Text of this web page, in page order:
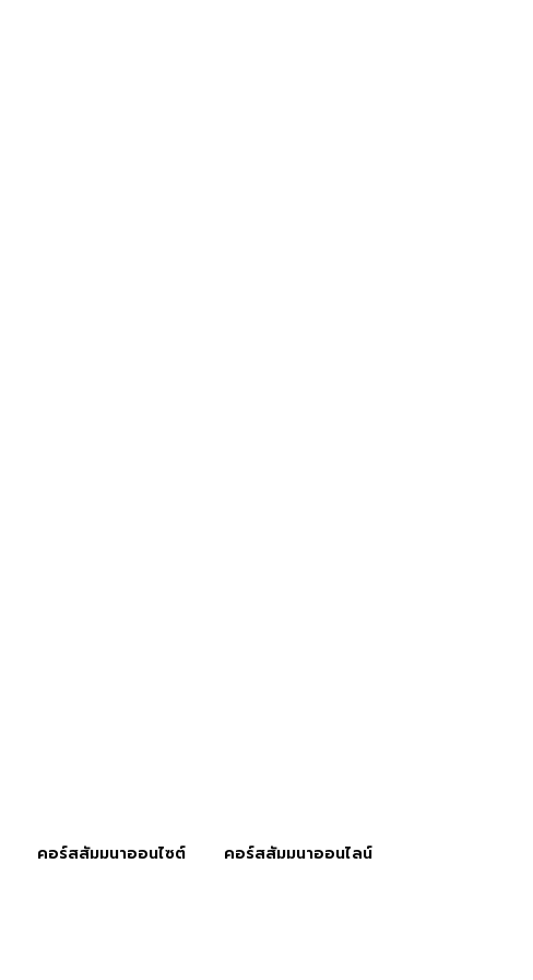
คอร์สสัมมนาออนไซต์ คอร์สสัมมนาออนไลน์